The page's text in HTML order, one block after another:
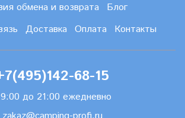
обмена и возврата
Блог
Доставка Оплата Контакты
68-15
до 21:00 ежедневно